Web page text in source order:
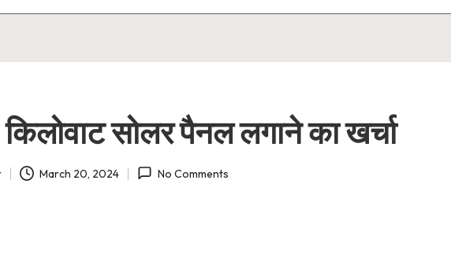
सोलर पैनल लगाने का खर्चा
March 20, 2024 No Comments